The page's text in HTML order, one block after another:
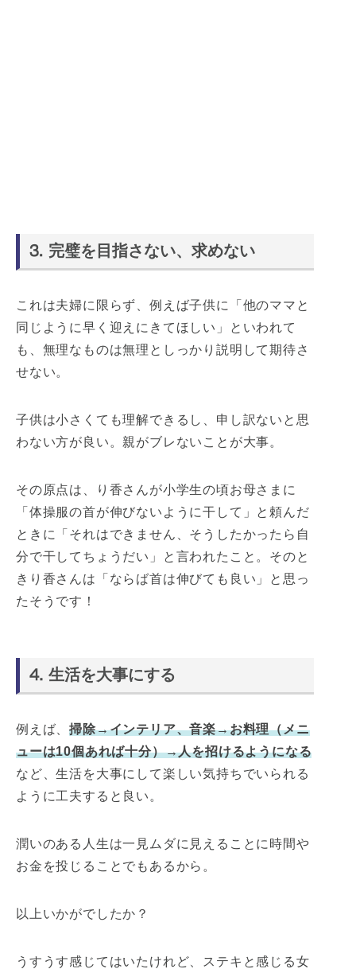
⒊ 完璧を目指さない、求めない
これは夫婦に限らず、例えば子供に「他のママと
同じように早く迎えにきてほしい」といわれて
も、無理なものは無理としっかり説明して期待さ
せない。
子供は小さくても理解できるし、申し訳ないと思
わない方が良い。親がブレないことが大事。
その原点は、り香さんが小学生の頃お母さまに
「体操服の首が伸びないように干して」と頼んだ
ときに「それはできません、そうしたかったら自
分で干してちょうだい」と言われたこと。そのと
きり香さんは「ならば首は伸びても良い」と思っ
たそうです！
⒋ 生活を大事にする
例えば、掃除→インテリア、音楽→お料理（メニ
ューは10個あれば十分）→人を招けるようになる
など、生活を大事にして楽しい気持ちでいられる
ように工夫すると良い。
潤いのある人生は一見ムダに見えることに時間や
お金を投じることでもあるから。
以上いかがでしたか？
うすうす感じてはいたけれど、ステキと感じる女